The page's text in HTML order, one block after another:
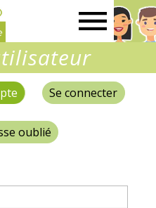
de
la
Barbuise
(onglet actif)
Se connecter
oublié